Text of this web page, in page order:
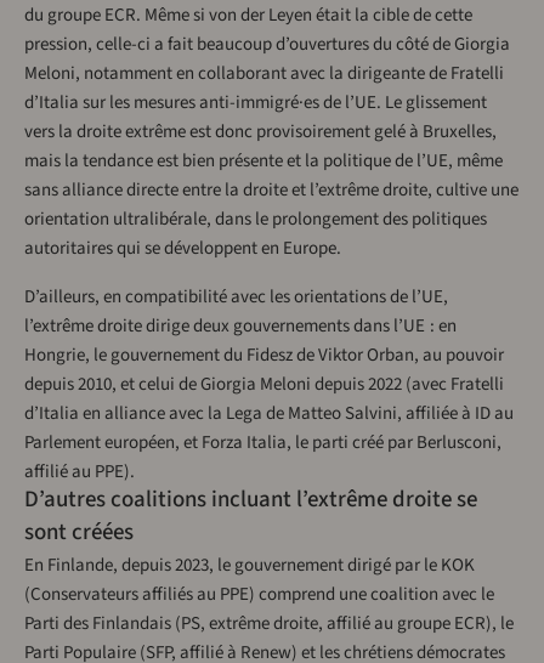
du groupe ECR. Même si von der Leyen était la cible de cette
pression, celle-ci a fait beaucoup d’ouvertures du côté de Giorgia
Meloni, notamment en collaborant avec la dirigeante de Fratelli
d’Italia sur les mesures anti-immigré·es de l’UE. Le glissement
vers la droite extrême est donc provisoirement gelé à Bruxelles,
mais la tendance est bien présente et la politique de l’UE, même
sans alliance directe entre la droite et l’extrême droite, cultive une
orientation ultralibérale, dans le prolongement des politiques
autoritaires qui se développent en Europe.
D’ailleurs, en compatibilité avec les orientations de l’UE,
l’extrême droite dirige deux gouvernements dans l’UE : en
Hongrie, le gouvernement du Fidesz de Viktor Orban, au pouvoir
depuis 2010, et celui de Giorgia Meloni depuis 2022 (avec Fratelli
d’Italia en alliance avec la Lega de Matteo Salvini, affiliée à ID au
Parlement européen, et Forza Italia, le parti créé par Berlusconi,
affilié au PPE).
D’autres coalitions incluant l’extrême droite se
sont créées
En Finlande, depuis 2023, le gouvernement dirigé par le KOK
(Conservateurs affiliés au PPE) comprend une coalition avec le
Parti des Finlandais (PS, extrême droite, affilié au groupe ECR), le
Parti Populaire (SFP, affilié à Renew) et les chrétiens démocrates